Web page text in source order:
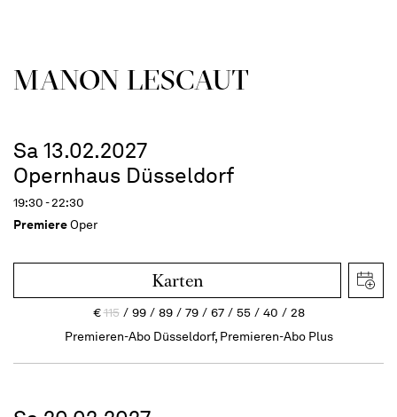
MANON LESCAUT
Sa 13.02.2027
Opernhaus Düsseldorf
19:30 - 22:30
PremiereOper
Karten
€115 99 89 79 67 55 40
28
Premieren-Abo Düsseldorf, Premieren-Abo Plus